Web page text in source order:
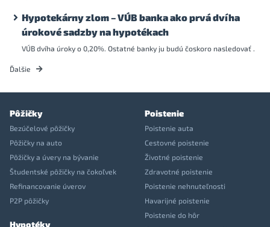
Hypotekárny zlom – VÚB banka ako prvá dvíha
úrokové sadzby na hypotékach
VÚB dvíha úroky o 0,20%. Ostatné banky ju budú čoskoro nasledovať .
Ďalšie
Pôžičky
Bezúčelové pôžičky
Pôžičky na auto
Pôžičky a úvery na bývanie
Študentské pôžičky na čokoľvek
Refinancovanie úverov
P2P pôžičky
Hypotéky
Poistenie
Poistenie auta
Cestovné poistenie
Životné poistenie
Zdravotné poistenie
Poistenie nehnuteľnosti
Havarijné poistenie
Poistenie do hôr